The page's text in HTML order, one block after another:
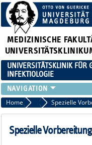
MEDIZINISCHE
UNIVERSITÄTSKLINIK FÜR
INFEKTIOLOGIE
TEAM
KLINIK
ZUWEISER
Home PatientenSpezielle
Spezielle Vorbereitung